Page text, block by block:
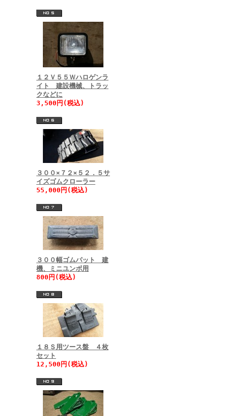
１２Ｖ５５Ｗハロゲンラ
イト 建設機械、トラッ
クなどに
3,500円(税込)
３００×７２×５２．５サ
イズゴムクローラー
55,000円(税込)
３００幅ゴムパット 建
機、ミニユンボ用
800円(税込)
１８Ｓ用ツース盤 ４枚
セット
12,500円(税込)